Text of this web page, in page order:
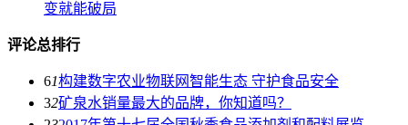
变就能破局
评论总排行
61构建数字农业物联网智能生态 守护食品安全
32矿泉水销量最大的品牌，你知道吗？